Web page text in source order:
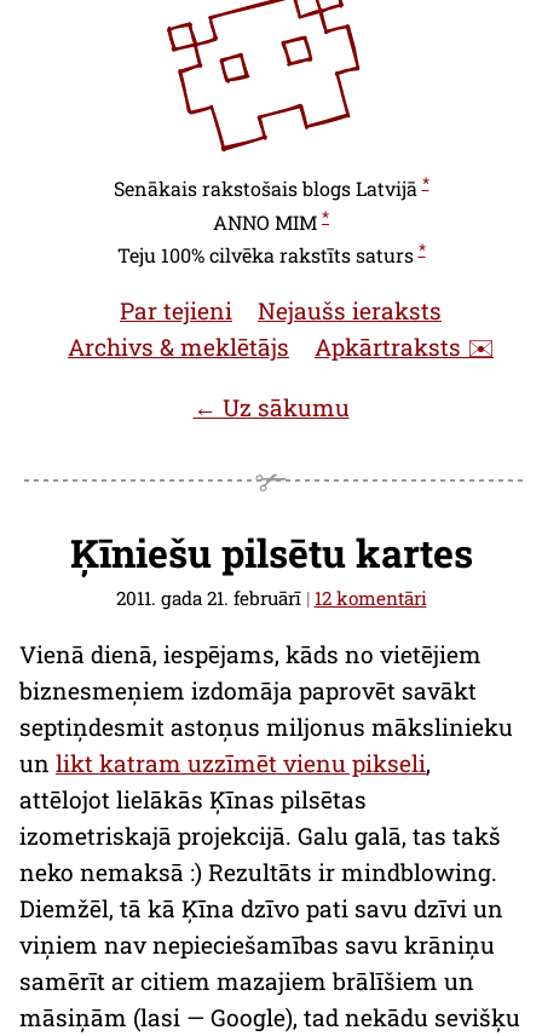
Senākais rakstošais blogs Latvijā*
ANNO MIM *
Teju 100% cilvēka rakstīts saturs*
Par tejieni
Nejaušs ieraksts
Archivs & meklētājs
Apkārtraksts ✉️
← Uz sākumu
Ķīniešu pilsētu kartes
2011. gada 21. februārī | 12 komentāri
Vienā dienā, iespējams, kāds no vietējiem
biznesmeņiem izdomāja paprovēt savākt
septiņdesmit astoņus miljonus mākslinieku
un likt katram uzzīmēt vienu pikseli,
attēlojot lielākās Ķīnas pilsētas
izometriskajā projekcijā. Galu galā, tas takš
neko nemaksā :) Rezultāts ir mindblowing.
Diemžēl, tā kā Ķīna dzīvo pati savu dzīvi un
viņiem nav nepieciešamības savu krāniņu
samērīt ar citiem mazajiem brālīšiem un
māsiņām (lasi — Google), tad nekādu sevišķu